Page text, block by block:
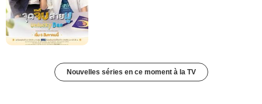
Nouvelles séries en ce moment à la TV